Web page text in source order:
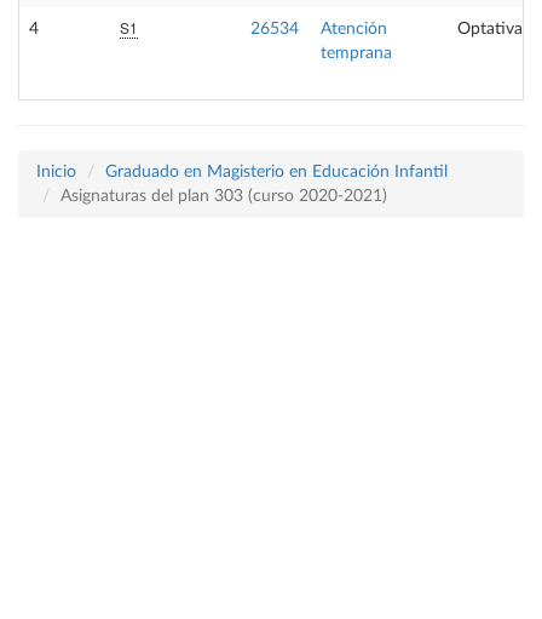
4 S1 26534
Atención
temprana
Optativa
Inicio
Graduado en Magisterio en Educación Infantil
Asignaturas del plan 303 (curso 2020-2021)